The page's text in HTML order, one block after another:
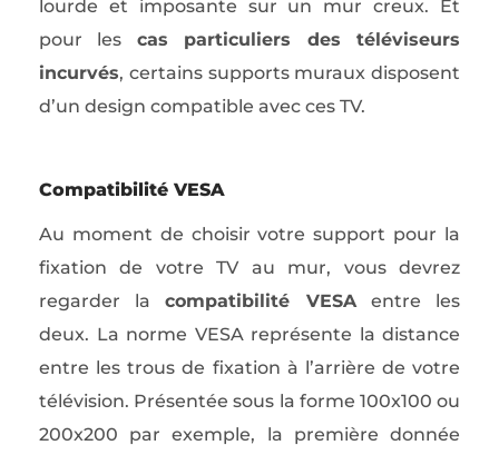
lourde et imposante sur un mur creux. Et
pour les cas particuliers des téléviseurs
incurvés, certains supports muraux disposent
d’un design compatible avec ces TV.
Compatibilité VESA
Au moment de choisir votre support pour la
fixation de votre TV au mur, vous devrez
regarder lacompatibilité VESAentre les
deux. La norme VESA représente la distance
entre les trous de fixation à l’arrière de votre
télévision. Présentée sous la forme 100x100 ou
200x200 par exemple, la première donnée